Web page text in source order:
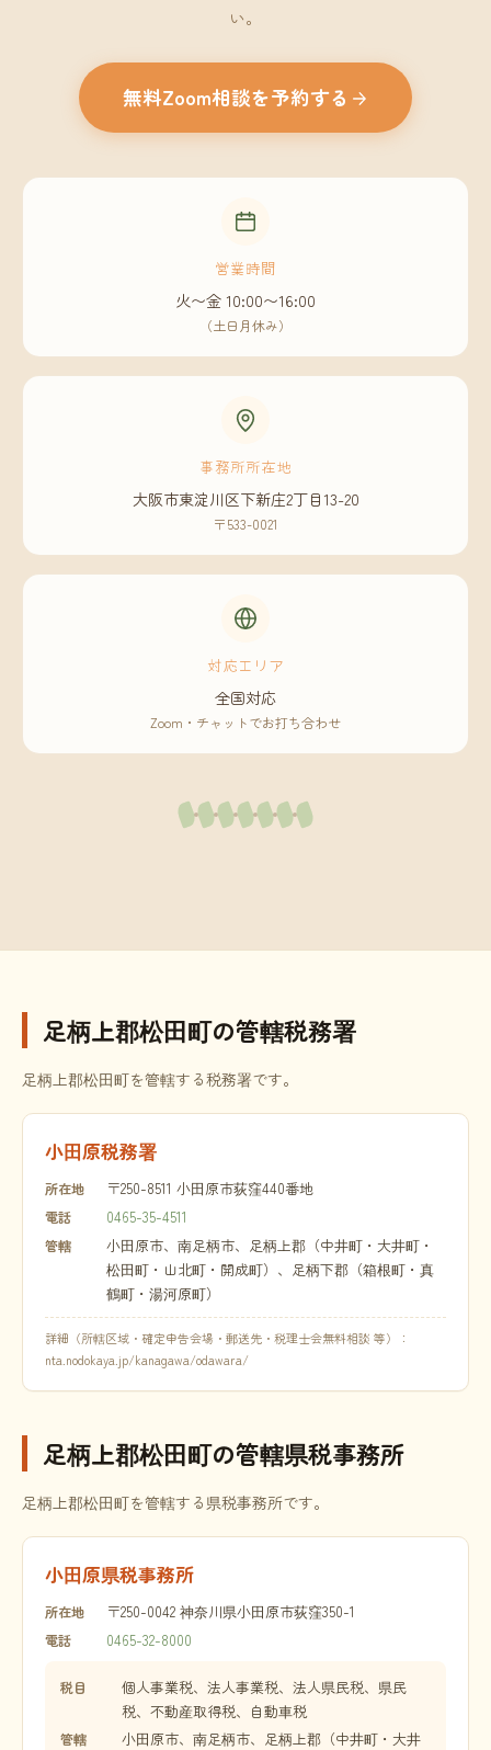
い。
無料Zoom相談を予約する
営業時間
火〜金 10:00〜16:00
（土日月休み）
事務所所在地
大阪市東淀川区下新庄2丁目13-20
〒533-0021
対応エリア
全国対応
Zoom・チャットでお打ち合わせ
足柄上郡松田町の管轄税務署
足柄上郡松田町を管轄する税務署です。
小田原税務署
所在地 〒250-8511 小田原市荻窪440番地
電話 0465-35-4511
管轄
小田原市、南足柄市、足柄上郡（中井町・大井町・
松田町・山北町・開成町）、足柄下郡（箱根町・真
鶴町・湯河原町）
詳細（所轄区域・確定申告会場・郵送先・税理士会無料相談 等）：
nta.nodokaya.jp/kanagawa/odawara/
足柄上郡松田町の管轄県税事務所
足柄上郡松田町を管轄する県税事務所です。
小田原県税事務所
所在地 〒250-0042 神奈川県小田原市荻窪350-1
電話 0465-32-8000
税目
個人事業税、法人事業税、法人県民税、県民
税、不動産取得税、自動車税
管轄
小田原市、南足柄市、足柄上郡（中井町・大井